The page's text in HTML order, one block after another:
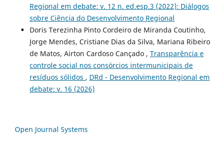
Regional em debate: v. 12 n. ed.esp.3 (2022): Diálogos
sobre Ciência do Desenvolvimento Regional
Doris Terezinha Pinto Cordeiro de Miranda Coutinho,
Jorge Mendes, Cristiane Dias da Silva, Mariana Ribeiro
de Matos, Airton Cardoso Cançado , Transparência e
controle social nos consórcios intermunicipais de
resíduos sólidos , DRd - Desenvolvimento Regional em
debate: v. 16 (2026)
Open Journal Systems